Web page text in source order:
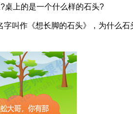
上的是一个什么样的石头?
叫作《想长脚的石头》，为什么石